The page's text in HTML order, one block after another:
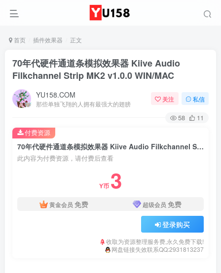
首页 插件效果器 正文
70年代硬件通道条模拟效果器 Kiive Audio
Filkchannel Strip MK2 v1.0.0 WIN/MAC
YU158.COM
那些单独飞翔的人拥有最强大的翅膀
关注 私信
58 11
70年代硬件通道条模拟效果器 Kiive Audio Filkchannel Strip MK2 v1.0.0 WIN/MAC
此内容为付费资源，请付费后查看
Y币 3
黄金会员 免费 超级会员 免费
登录购买
收取为资源整理服务费,永久免费下载!
网盘链接失效联系QQ:2931813237
付费资源